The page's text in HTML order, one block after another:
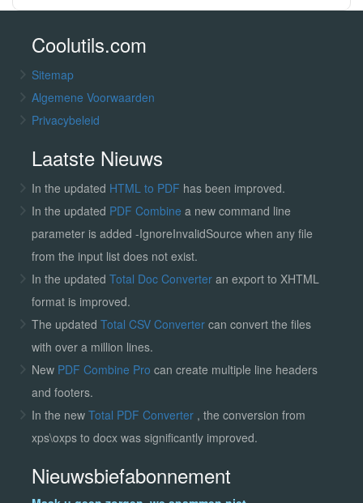
Coolutils.com
Sitemap
Algemene Voorwaarden
Privacybeleid
Laatste Nieuws
In the updated HTML to PDF has been improved.
In the updated PDF Combine a new command line
parameter is added -IgnoreInvalidSource when any file
from the input list does not exist.
In the updated Total Doc Converter an export to XHTML
format is improved.
The updated Total CSV Convertercan convert the files
with over a million lines.
New PDF Combine Pro can create multiple line headers
and footers.
In the new Total PDF Converter , the conversion from
xps\oxps to docx was significantly improved.
Nieuwsbiefabonnement